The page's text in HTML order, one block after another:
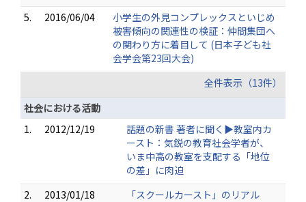
5.
2016/06/04
小学生の外見コンプレックスといじめ
被害傾向の関連性の検証：仲間集団へ
の関わり方に着目して (日本子ども社
会学会第23回大会)
全件表示（13件）
社会における活動
1.
2012/12/19
話題の新書 著者に聞く▶教室内カ
ースト：気鋭の教育社会学者が、
いま中高の教室を支配する「地位
の差」に肉迫
2.
2013/01/18
「スクールカースト」のリアル